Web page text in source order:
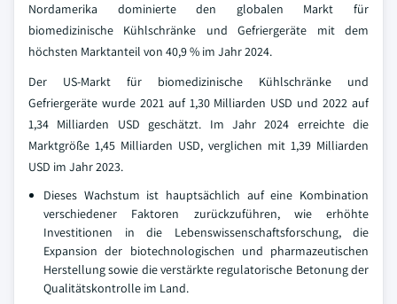
Nordamerika dominierte den globalen Markt für
biomedizinische Kühlschränke und Gefriergeräte mit dem
höchsten Marktanteil von 40,9 % im Jahr 2024.
Der US-Markt für biomedizinische Kühlschränke und
Gefriergeräte wurde 2021 auf 1,30 Milliarden USD und 2022 auf
1,34 Milliarden USD geschätzt. Im Jahr 2024 erreichte die
Marktgröße 1,45 Milliarden USD, verglichen mit 1,39 Milliarden
USD im Jahr 2023.
Dieses Wachstum ist hauptsächlich auf eine Kombination
verschiedener Faktoren zurückzuführen, wie erhöhte
Investitionen in die Lebenswissenschaftsforschung, die
Expansion der biotechnologischen und pharmazeutischen
Herstellung sowie die verstärkte regulatorische Betonung der
Qualitätskontrolle im Land.